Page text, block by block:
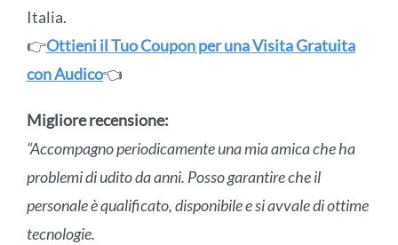
Italia.
👉Ottieni il Tuo Coupon per una Visita Gratuita
con Audico👈
Migliore recensione:
“Accompagno periodicamente una mia amica che ha
problemi di udito da anni. Posso garantire che il
personale è qualificato, disponibile e si avvale di ottime
tecnologie.